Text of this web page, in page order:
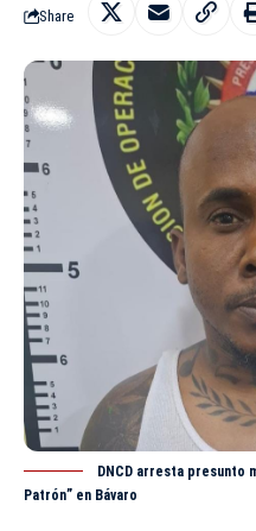
Share
DNCD arresta presunto
Patrón” en Bávaro